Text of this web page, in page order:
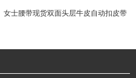
女士腰带现货双面头层牛皮自动扣皮带